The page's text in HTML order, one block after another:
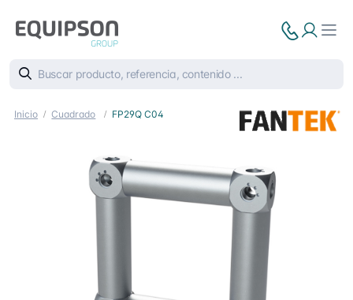
Inicio Cuadrado FP29Q C04